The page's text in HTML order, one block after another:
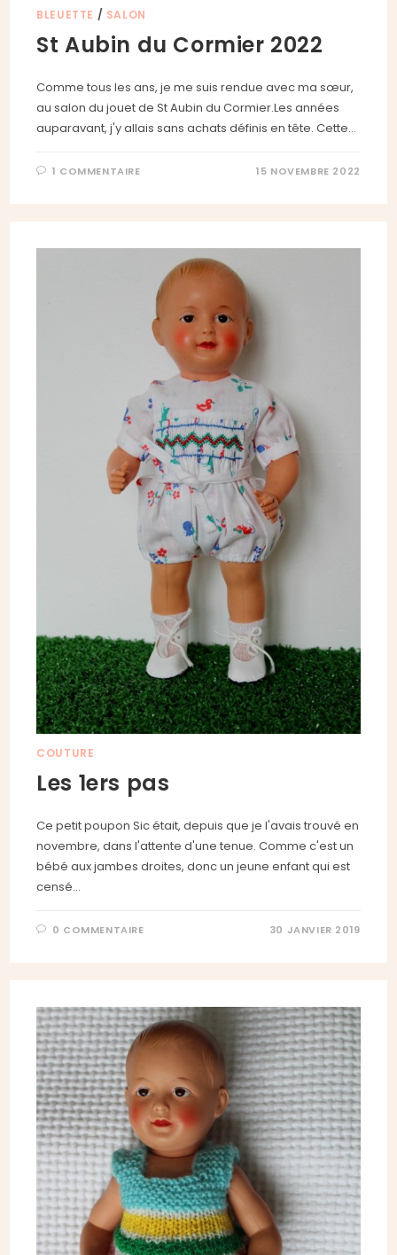
BLEUETTE / SALON
St Aubin du Cormier 2022
Comme tous les ans, je me suis rendue avec ma sœur,
au salon du jouet de St Aubin du Cormier.Les années
auparavant, j'y allais sans achats définis en tête. Cette…
1 COMMENTAIRE 15 NOVEMBRE 2022
COUTURE
Les 1ers pas
Ce petit poupon Sic était, depuis que je l'avais trouvé en
novembre, dans l'attente d'une tenue. Comme c'est un
bébé aux jambes droites, donc un jeune enfant qui est
censé…
0 COMMENTAIRE 30 JANVIER 2019